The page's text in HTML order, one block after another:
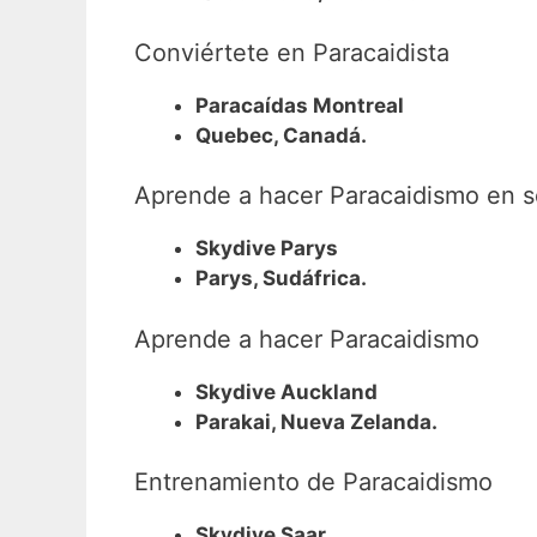
Conviértete en Paracaidista
Paracaídas Montreal
Quebec, Canadá.
Aprende a hacer Paracaidismo en
Skydive Parys
Parys, Sudáfrica.
Aprende a hacer Paracaidismo
Skydive Auckland
Parakai, Nueva Zelanda.
Entrenamiento de Paracaidismo